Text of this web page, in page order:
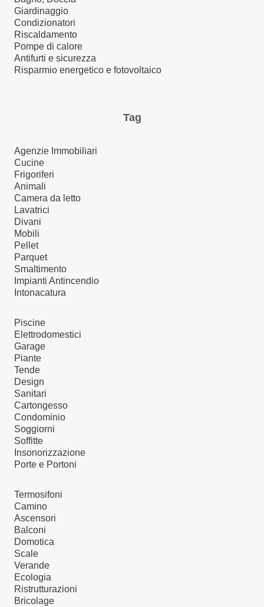
Giardinaggio
Condizionatori
Riscaldamento
Pompe di calore
Antifurti e sicurezza
Risparmio energetico e fotovoltaico
Tag
Agenzie Immobiliari
Cucine
Frigoriferi
Animali
Camera da letto
Lavatrici
Divani
Mobili
Pellet
Parquet
Smaltimento
Impianti Antincendio
Intonacatura
Piscine
Elettrodomestici
Garage
Piante
Tende
Design
Sanitari
Cartongesso
Condominio
Soggiorni
Soffitte
Insonorizzazione
Porte e Portoni
Termosifoni
Camino
Ascensori
Balconi
Domotica
Scale
Verande
Ecologia
Ristrutturazioni
Bricolage